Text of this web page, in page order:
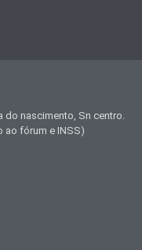
do nascimento, Sn centro.
ao fórum e INSS)